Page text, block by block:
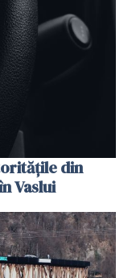
din
Vaslui